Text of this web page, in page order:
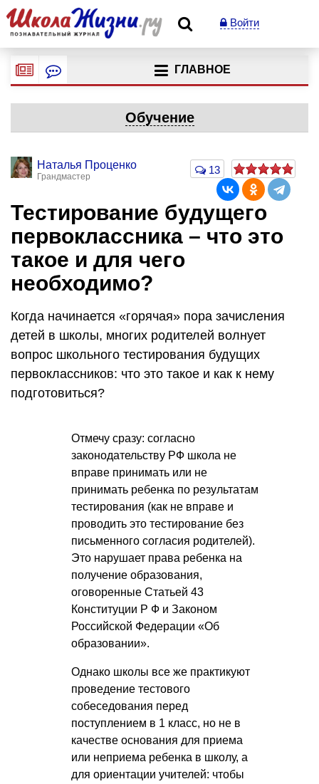
Войти
ГЛАВНОЕ
Обучение
Наталья Проценко
Грандмастер
13
Тестирование будущего
первоклассника – что это
такое и для чего
необходимо?
Когда начинается «горячая» пора зачисления
детей в школы, многих родителей волнует
вопрос школьного тестирования будущих
первоклассников: что это такое и как к нему
подготовиться?
Отмечу сразу: согласно
законодательству РФ школа не
вправе принимать или не
принимать ребенка по результатам
тестирования (как не вправе и
проводить это тестирование без
письменного согласия родителей).
Это нарушает права ребенка на
получение образования,
оговоренные Статьей 43
Конституции Р Ф и Законом
Российской Федерации «Об
образовании».
Однако школы все же практикуют
проведение тестового
собеседования перед
поступлением в 1 класс, но не в
качестве основания для приема
или неприема ребенка в школу, а
для ориентации учителей: чтобы